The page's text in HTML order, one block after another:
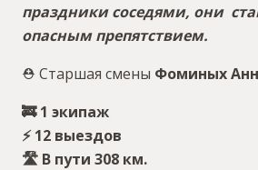
праздники соседями, они
опасным препятствием.
⛑ Старшая смены Фоминых
🚒 1 экипаж
⚡️ 12 выездов
🛣 В пути 308 км.